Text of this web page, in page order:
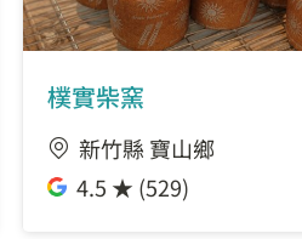
樸實柴窯
新竹縣 寶山鄉
4.5 ★ (529)